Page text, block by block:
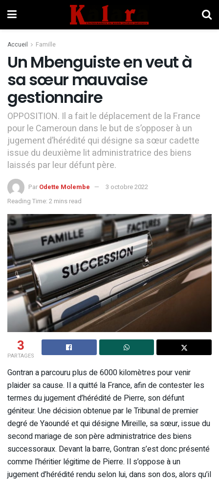
Accueil Famille
Un Mbenguiste en veut à
sa sœur mauvaise
gestionnaire
OPPOSITION. Il a fait le déplacement de la France
pour le Cameroun dans le but de s’opposer à un
jugement d’hérédité qui désigne sa sœur cadette
issue du deuxième lit administratrice des biens
laissés par leur défunt père.
Par Odette Molembe
3 octobre 2022
Reading Time: 2 mins read
3
PARTAGES
Gontran a parcouru plus de 6000 kilomètres pour venir
plaider sa cause. Il a quitté la France, afin de contester les
termes du jugement d’hérédité de Pierre, son défunt
géniteur. Une décision obtenue par le Tribunal de premier
degré de Yaoundé et qui désigne Mireille, sa sœur, issue du
second mariage de son père administratrice des biens
successoraux. Devant la barre, Gontran s’est donc présenté
comme l’héritier légitime de Pierre. Il s’oppose à un
jugement d’hérédité rendu selon lui, dans son dos, alors qu’il